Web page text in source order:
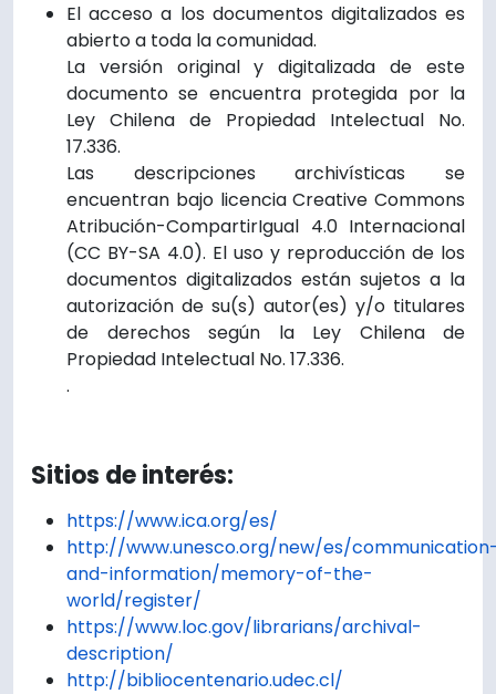
El acceso a los documentos digitalizados es
abierto a toda la comunidad.
La versión original y digitalizada de este
documento se encuentra protegida por la
Ley Chilena de Propiedad Intelectual No.
17.336.
Las descripciones archivísticas se
encuentran bajo licencia Creative Commons
Atribución-CompartirIgual 4.0 Internacional
(CC BY-SA 4.0). El uso y reproducción de los
documentos digitalizados están sujetos a la
autorización de su(s) autor(es) y/o titulares
de derechos según la Ley Chilena de
Propiedad Intelectual No. 17.336.
.
Sitios de interés:
https://www.ica.org/es/
http://www.unesco.org/new/es/
and-information/memory-of-the-
world/register/
https://www.loc.gov/librarians/archival-
description/
http://bibliocentenario.udec.cl/